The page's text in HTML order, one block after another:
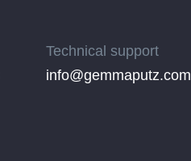
Technical support
info@gemmaputz.com